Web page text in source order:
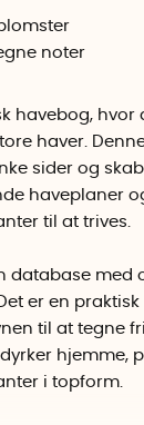
noter
havebog,
haver.
sider og
haveplaner
til at trives.
database med
er en
til at tegne
hjemme,
i topform.